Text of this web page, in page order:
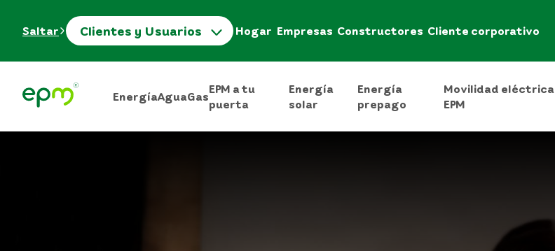
Saltar Clientes y Usuarios Hogar Empresas Constructores Cliente corporativo
EnergíaAguaGas
EPM a tu
puerta
Energía
solar
Energía
prepago
Movilidad eléctrica
EPM